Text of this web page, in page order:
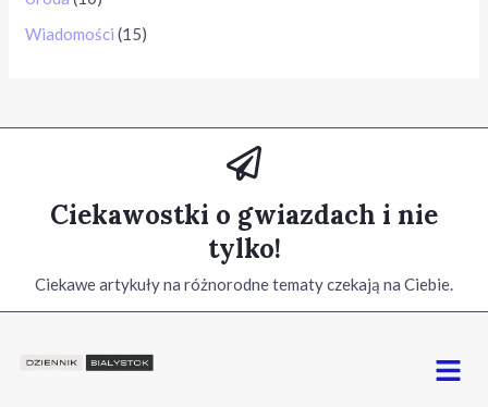
Wiadomości (15)
Ciekawostki o gwiazdach i nie
tylko!
Ciekawe artykuły na różnorodne tematy czekają na Ciebie.
Menu